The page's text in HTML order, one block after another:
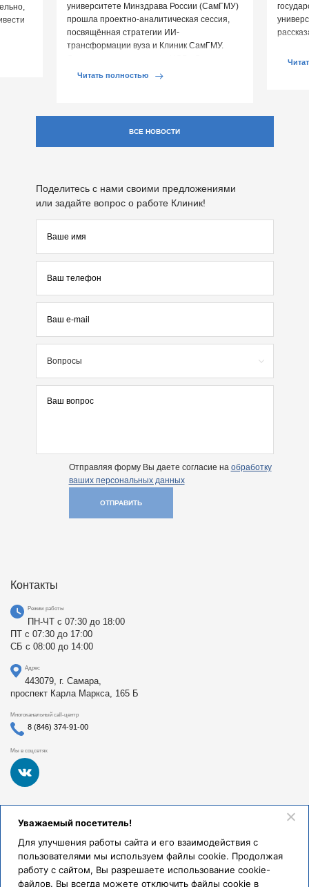
университете Минздрава России (СамГМУ)
прошла проектно-аналитическая сессия,
посвящённая стратегии ИИ-
трансформации вуза и Клиник СамГМУ.
Запад», […]
Читать полностью
ВСЕ НОВОСТИ
Поделитесь с нами своими предложениями
или задайте вопрос о работе Клиник!
Вопросы
Отправляя форму Вы даете согласие на обработку
ваших персональных данных
ОТПРАВИТЬ
Контакты
Режим работы
ПН-ЧТ с 07:30 до 18:00
ПТ с 07:30 до 17:00
СБ с 08:00 до 14:00
Адрес
443079, г. Самара,
проспект Карла Маркса, 165 Б
Многоканальный call-центр
8 (846) 374-91-00
Мы в соцсетях
Федеральное государственное бюджетное образовательное
учреждение высшего образования «Самарский
здравоохранения Российской Федерации». Клиники СамГМУ
были основаны в 1930 году.
Реквизиты и правовая информация
Уважаемый посетитель!
Для улучшения работы сайта и его взаимодействия с
пользователями мы используем файлы cookie. Продолжая
работу с сайтом, Вы разрешаете использование cookie-
файлов. Вы всегда можете отключить файлы cookie в